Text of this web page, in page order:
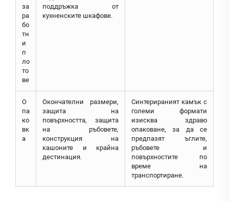
за
ра
бо
тн
и
п
ло
то
ве
поддръжка от
кухненските шкафове.
О
па
ко
вк
а
Окончателни размери,
защита на
повърхността, защита
на ръбовете,
конструкция на
кашоните и крайна
дестинация.
Синтерираният камък с
големи формати
изисква здраво
опаковане, за да се
предпазят ъглите,
ръбовете и
повърхностите по
време на
транспортиране.